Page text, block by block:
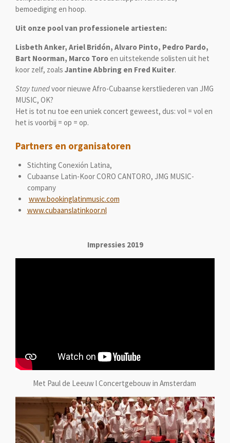
bemoediging en hoop.
Uit onze pool van professionele artiesten:
Lisbeth Anker, Ariel Bridón, Alvaro Pinto, Pedro Pardo,
Bart Noorman, Marco Toroen uitstekende solisten uit het
koor zelf, zoals Jantine Abbring en Fred Kuiter.
Stay tunedvoor nieuwe Afro-Cubaanse kerstliederen van JMG
MUSIC, OK?
Het is tot nu toe een uniek concert geweest, dus: vol = vol en
het is voorbij = op = op.
Partners en organisatoren
Stichting Conexión Latina,
Cubaanse Latin-Koor CORO CANTORO, JMG MUSIC-
company
www.bookinglatinmusic.com
www.cubaanslatinkoor.nl
Impressies 2019
Met Paul de Leeuw l Concertgebouw in Amsterdam